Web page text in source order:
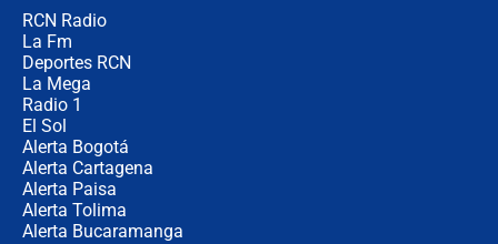
RCN Radio
La Fm
Deportes RCN
La Mega
Radio 1
El Sol
Alerta Bogotá
Alerta Cartagena
Alerta Paisa
Alerta Tolima
Alerta Bucaramanga